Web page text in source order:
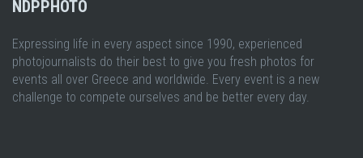
NDPPHOTO
Expressing life in every aspect since 1990, experienced
photojournalists do their best to give you fresh photos for
events all over Greece and worldwide. Every event is a new
challenge to compete ourselves and be better every day.